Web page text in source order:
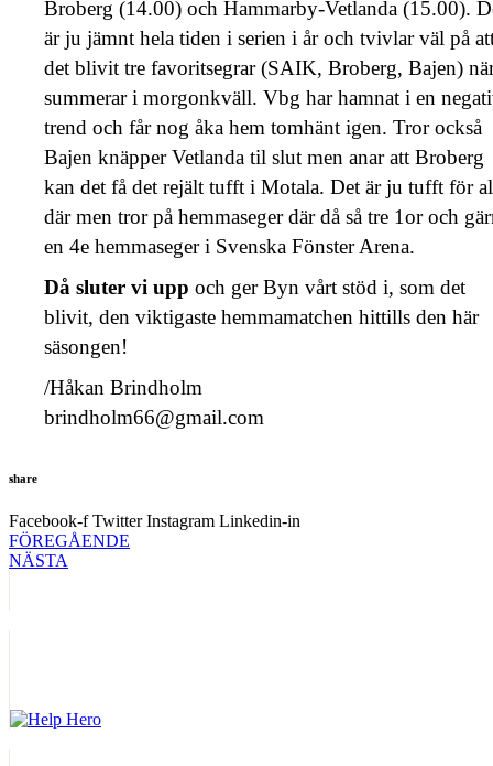
Broberg (14.00) och Hammarby-Vetlanda (15.00).
är ju jämnt hela tiden i serien i år och tvivlar väl på
det blivit tre favoritsegrar (SAIK, Broberg, Bajen)
summerar i morgonkväll. Vbg har hamnat i en
trend och får nog åka hem tomhänt igen. Tror också
Bajen knäpper Vetlanda til slut men anar att Broberg
kan det få det rejält tufft i Motala. Det är ju tufft för
där men tror på hemmaseger där då så tre 1or och
en 4e hemmaseger i Svenska Fönster Arena.
Då sluter vi upp och ger Byn vårt stöd i, som det
blivit, den viktigaste hemmamatchen hittills den här
säsongen!
/Håkan Brindholm
brindholm66@gmail.com
share
Facebook-f Twitter Instagram Linkedin-in
FÖREGÅENDE
NÄSTA